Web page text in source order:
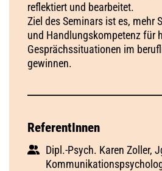
reflektiert und bearbeitet.
Ziel des Seminars ist es, mehr
und Handlungskompetenz für
Gesprächssituationen im
gewinnen.
ReferentInnen
Dipl.-Psych. Karen Zoller,